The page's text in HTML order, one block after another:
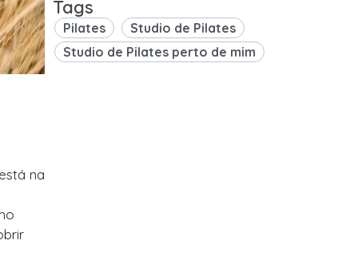
na
Tags
Pilates
Studio de Pilates
Studio de Pilates perto de mim